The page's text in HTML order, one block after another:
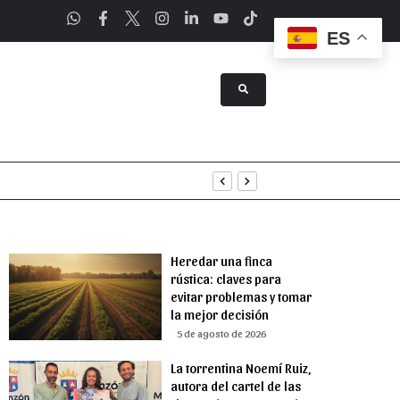
Heredar una finca
rústica: claves para
evitar problemas y tomar
la mejor decisión
5 de agosto de 2026
La torrentina Noemí Ruiz,
autora del cartel de las
ES